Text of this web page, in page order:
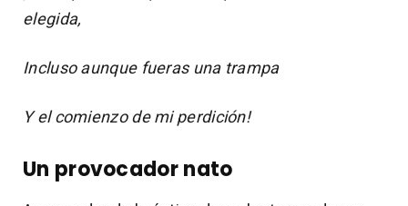
elegida,
Incluso aunque fueras una trampa
Y el comienzo de mi perdición!
Un provocador nato